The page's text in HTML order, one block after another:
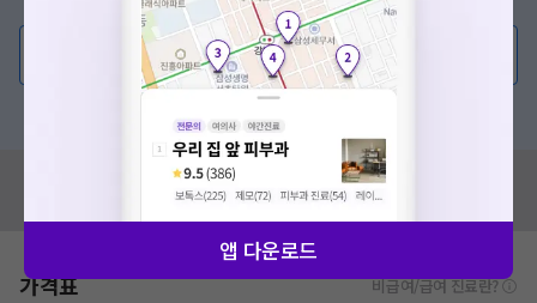
의사가 직접 답해드려요!
💬 무엇이든 물어보세요
혹은, 의료상담 서비스에 다양한 게시글 보러가기
혹시 잘못된 병원정보가 있나요?
모두닥 팀에 알려주세요!
가격표 비급여/급여 진료란?
앱 다운로드